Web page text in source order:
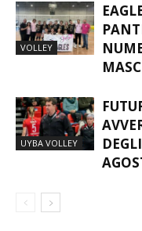
VOLLEY
UYBA VOLLEY